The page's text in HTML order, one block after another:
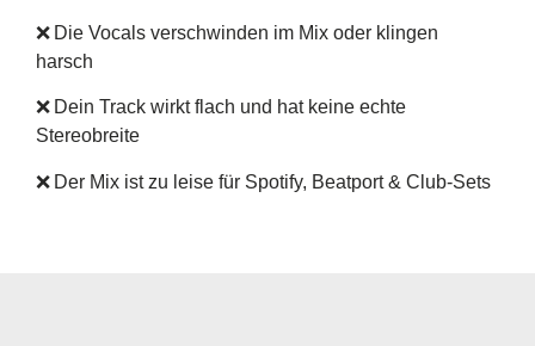
❌ Die Vocals verschwinden im Mix oder klingen
harsch
❌ Dein Track wirkt flach und hat keine echte
Stereobreite
❌ Der Mix ist zu leise für Spotify, Beatport & Club-Sets